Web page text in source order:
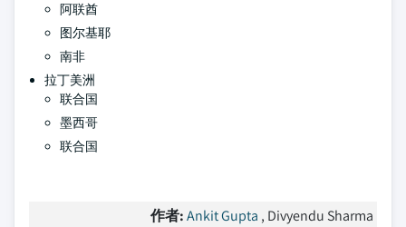
阿联酋
图尔基耶
南非
拉丁美洲
联合国
墨西哥
联合国
作者:Ankit Gupta , Divyendu Sharma